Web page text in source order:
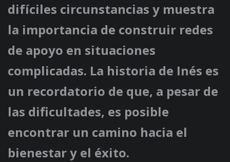
difíciles circunstancias y muestra
la importancia de construir redes
de apoyo en situaciones
complicadas. La historia de Inés es
un recordatorio de que, a pesar de
las dificultades, es posible
encontrar un camino hacia el
bienestar y el éxito.